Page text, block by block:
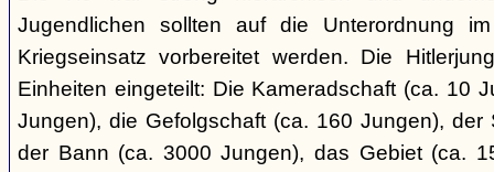
Jugendlichen sollten auf die Unterordnung
Kriegseinsatz vorbereitet werden. Die
Einheiten eingeteilt: Die Kameradschaft (ca. 10
Jungen), die Gefolgschaft (ca. 160 Jungen), der
der Bann (ca. 3000 Jungen), das Gebiet (ca.